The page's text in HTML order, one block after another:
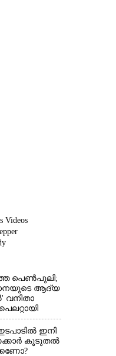
പെൺപുലി;
ആദ്യ
വനിതാ
ഇനി
കൂടുതൽ